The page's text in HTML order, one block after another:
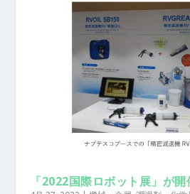
「2022国際ロボット展」が